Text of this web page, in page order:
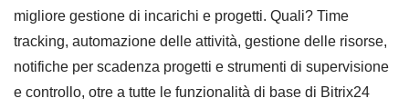
migliore gestione di incarichi e progetti. Quali? Time
tracking, automazione delle attività, gestione delle risorse,
notifiche per scadenza progetti e strumenti di supervisione
e controllo, otre a tutte le funzionalità di base di Bitrix24